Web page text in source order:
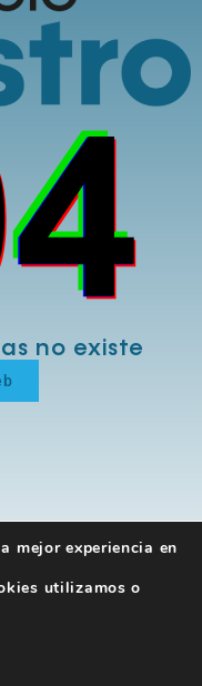
no existe
mejor experiencia en
utilizamos o